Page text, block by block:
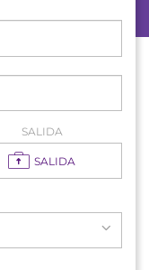
SALIDA
SALIDA